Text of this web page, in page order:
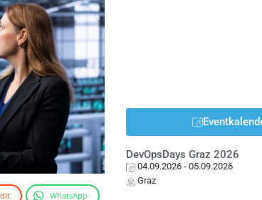
WhatsApp
DevOpsDays Graz 2026
04.09.2026 - 05.09.2026
Graz